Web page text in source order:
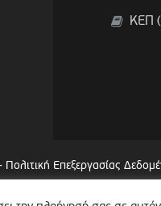
ΚΕΠ
Πολιτική Επεξεργασίας